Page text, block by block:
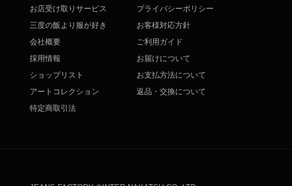
お店受け取りサービス
三度の飯より服が好き
会社概要
採用情報
ショップリスト
アートコレクション
特定商取引法
プライバシーポリシー
お客様対応方針
ご利用ガイド
お届けについて
お支払方法について
返品・交換について